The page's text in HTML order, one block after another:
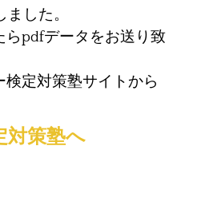
した。
らpdfデータをお送り致
定対策塾サイトから
対策塾へ